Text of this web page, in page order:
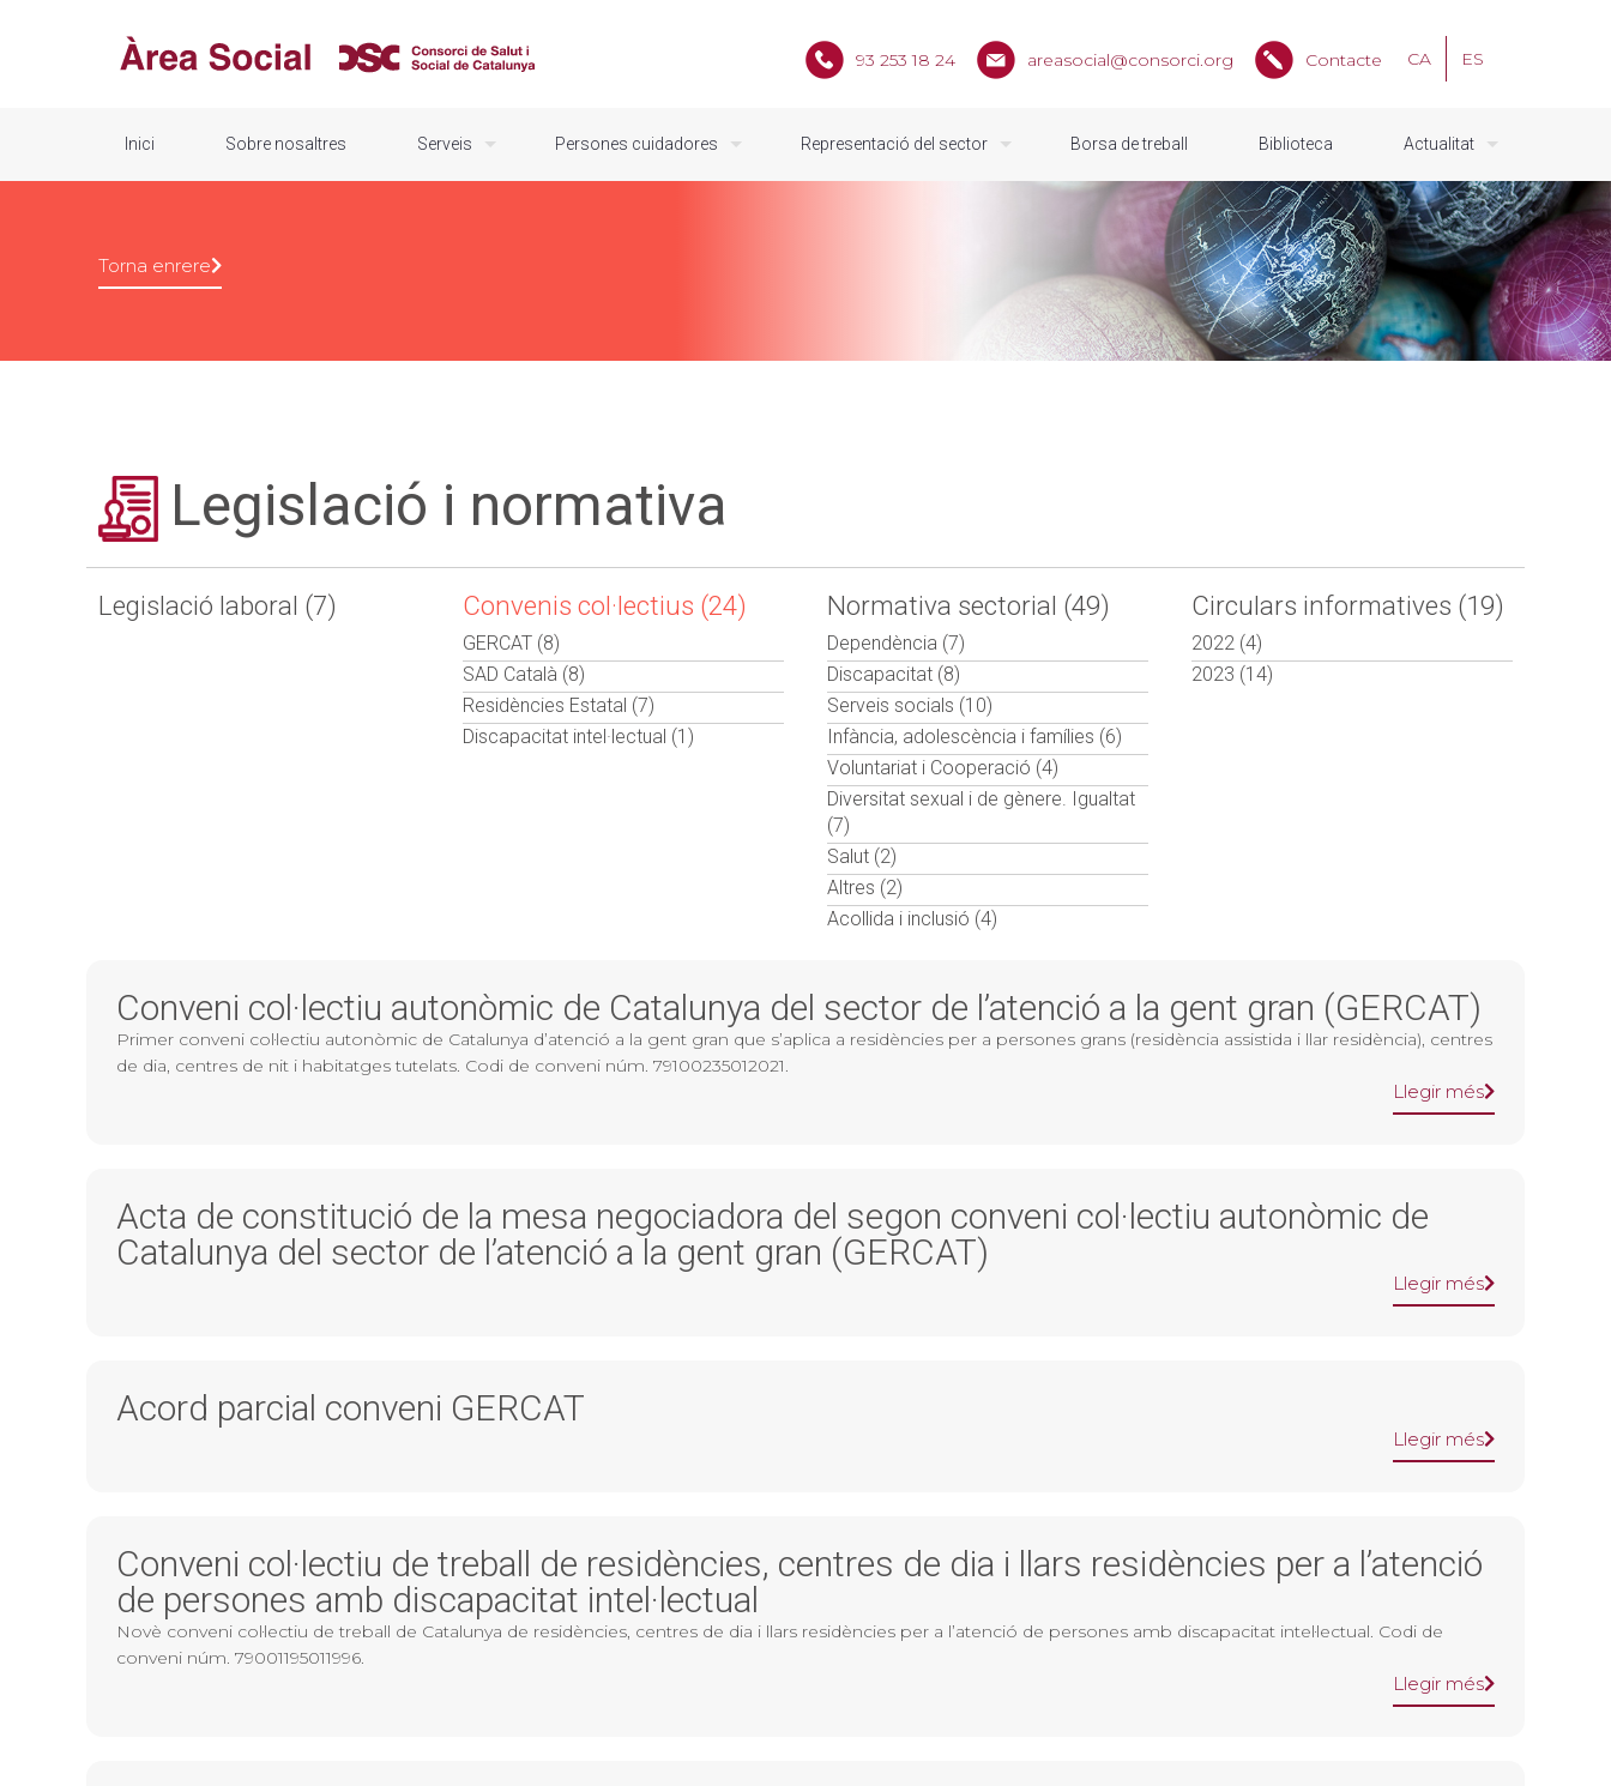
Inici Sobre nosaltres Serveis Persones cuidadores Representació del sector Borsa de treball Biblioteca Actualitat
93 253 18 24 areasocial@consorci.org Contacte CA ES
Torna enrere
Legislació i normativa
Legislació laboral (7) Convenis col·lectius (24)
GERCAT (8)
SAD Català (8)
Residències Estatal (7)
Discapacitat intel·lectual (1)
Normativa sectorial (49)
Dependència (7)
Discapacitat (8)
Serveis socials (10)
Infància, adolescència i famílies (6)
Voluntariat i Cooperació (4)
Diversitat sexual i de gènere. Igualtat
(7)
Salut (2)
Altres (2)
Acollida i inclusió (4)
Circulars informatives (19)
2022 (4)
2023 (14)
Conveni col·lectiu autonòmic de Catalunya del sector de l’atenció a la gent gran (GERCAT)
Primer conveni col·lectiu autonòmic de Catalunya d’atenció a la gent gran que s’aplica a residències per a persones grans (residència assistida i llar residència), centres
de dia, centres de nit i habitatges tutelats. Codi de conveni núm. 79100235012021.
Llegir més
Acta de constitució de la mesa negociadora del segon conveni col·lectiu autonòmic de
Catalunya del sector de l’atenció a la gent gran (GERCAT)
Llegir més
Acord parcial conveni GERCAT
Llegir més
Conveni col·lectiu de treball de residències, centres de dia i llars residències per a l’atenció
de persones amb discapacitat intel·lectual
Novè conveni col·lectiu de treball de Catalunya de residències, centres de dia i llars residències per a l’atenció de persones amb discapacitat intel·lectual. Codi de
conveni núm. 79001195011996.
Llegir més